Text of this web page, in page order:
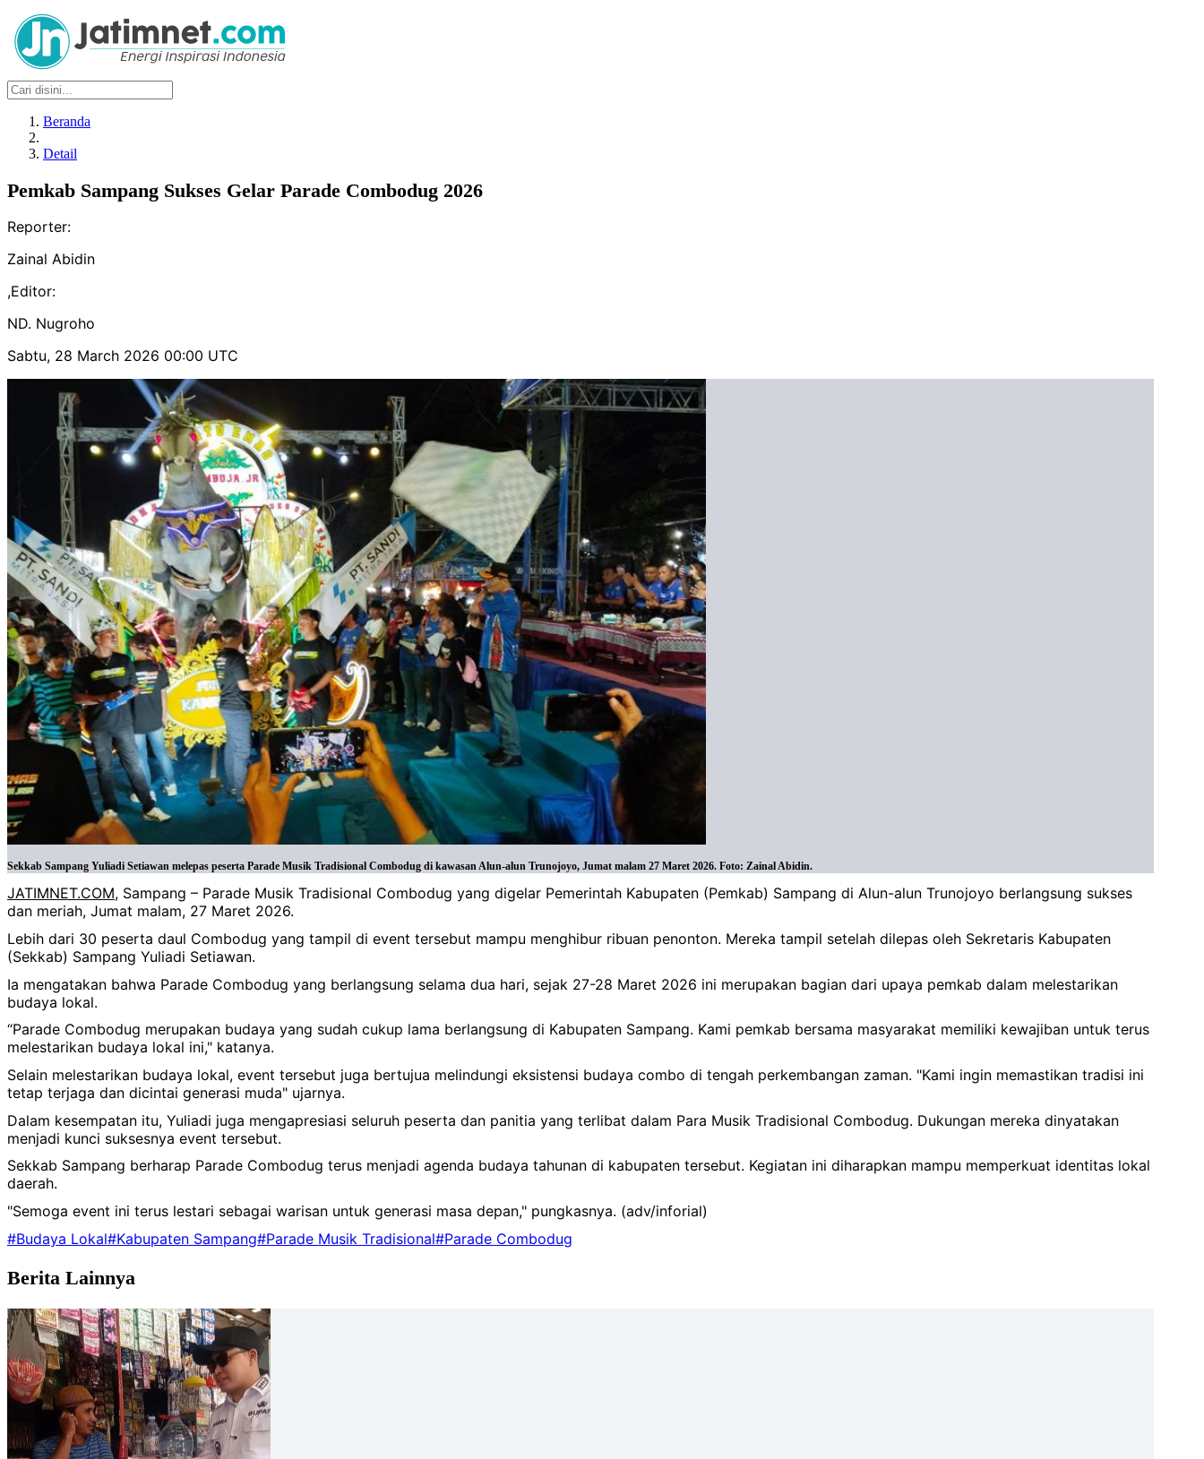
Beranda
Detail
Pemkab Sampang Sukses Gelar Parade Combodug 2026
Reporter:
Zainal Abidin
,Editor:
ND. Nugroho
Sabtu, 28 March 2026 00:00 UTC
Sekkab Sampang Yuliadi Setiawan melepas peserta Parade Musik Tradisional Combodug di kawasan Alun-alun Trunojoyo, Jumat malam 27 Maret 2026. Foto: Zainal Abidin.
JATIMNET.COM, Sampang – Parade Musik Tradisional Combodug yang digelar Pemerintah Kabupaten (Pemkab) Sampang di Alun-alun Trunojoyo berlangsung sukses
dan meriah, Jumat malam, 27 Maret 2026.
Lebih dari 30 peserta daul Combodug yang tampil di event tersebut mampu menghibur ribuan penonton. Mereka tampil setelah dilepas oleh Sekretaris Kabupaten
(Sekkab) Sampang Yuliadi Setiawan.
Ia mengatakan bahwa Parade Combodug yang berlangsung selama dua hari, sejak 27-28 Maret 2026 ini merupakan bagian dari upaya pemkab dalam melestarikan
budaya lokal.
“Parade Combodug merupakan budaya yang sudah cukup lama berlangsung di Kabupaten Sampang. Kami pemkab bersama masyarakat memiliki kewajiban untuk terus
melestarikan budaya lokal ini," katanya.
Selain melestarikan budaya lokal, event tersebut juga bertujua melindungi eksistensi budaya combo di tengah perkembangan zaman. "Kami ingin memastikan tradisi ini
tetap terjaga dan dicintai generasi muda" ujarnya.
Dalam kesempatan itu, Yuliadi juga mengapresiasi seluruh peserta dan panitia yang terlibat dalam Para Musik Tradisional Combodug. Dukungan mereka dinyatakan
menjadi kunci suksesnya event tersebut.
Sekkab Sampang berharap Parade Combodug terus menjadi agenda budaya tahunan di kabupaten tersebut. Kegiatan ini diharapkan mampu memperkuat identitas lokal
daerah.
"Semoga event ini terus lestari sebagai warisan untuk generasi masa depan," pungkasnya. (adv/inforial)
#Budaya Lokal#Kabupaten Sampang#Parade Musik Tradisional#Parade Combodug
Berita Lainnya